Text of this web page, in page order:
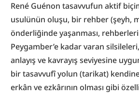
René Guénon tasavvufun aktif
usulünün oluşu, bir rehber (şeyh,
önderliğinde yaşanması,
Peygamber’e kadar varan
anlayış ve kavrayış seviyesine
bir tasavvufî yolun (tarikat)
erkân ve ezkârının olması gibi